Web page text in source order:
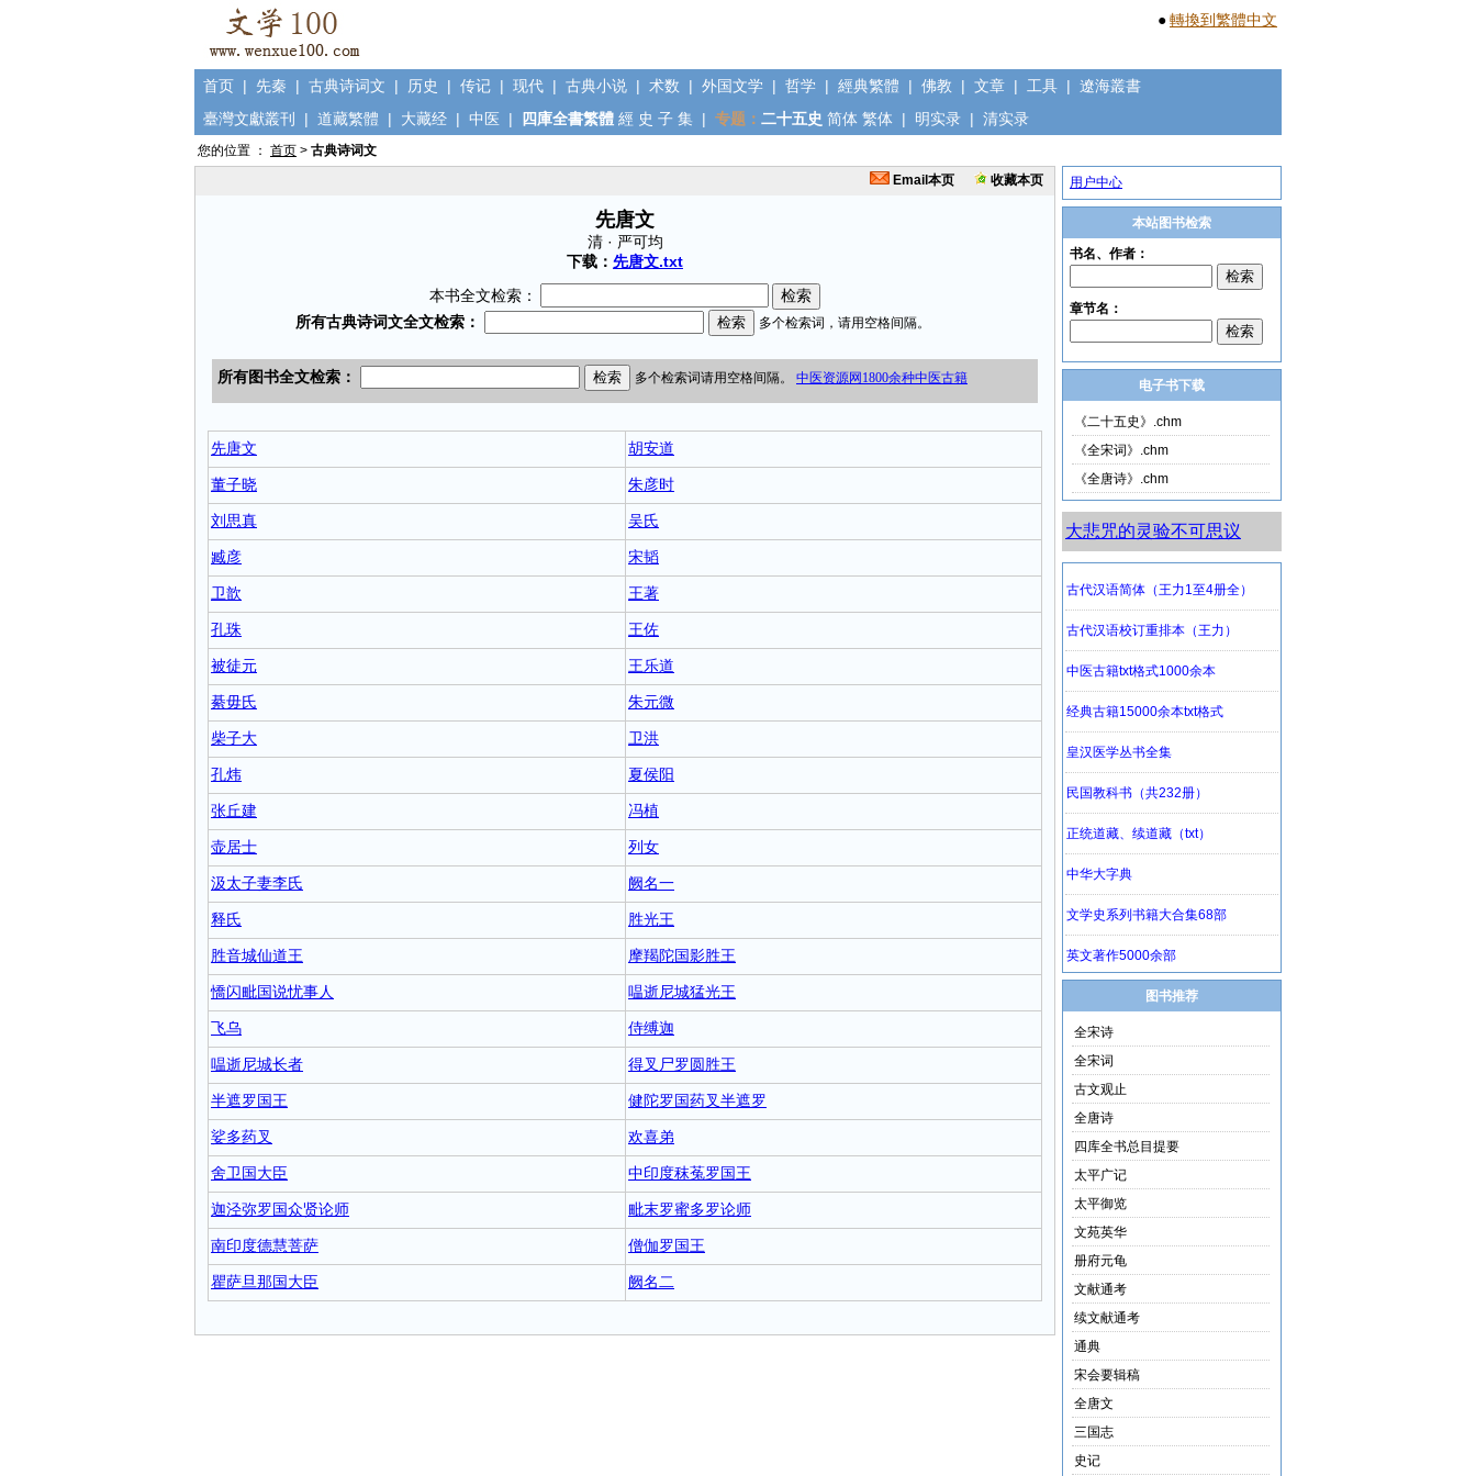
●轉換到繁體中文
首页 | 先秦 | 古典诗词文 | 历史 | 传记 | 现代 | 古典小说 | 术数 | 外国文学 | 哲学 | 經典繁體 | 佛教 | 文章 | 工具 | 遼海叢書
臺灣文獻叢刊
| 道藏繁體 | 大藏经 | 中医 | 四庫全書繁體 經 史 子 集 | 专题： 二十五史 简体 繁体 | 明实录 | 清实录
您的位置 ： 首页 > 古典诗词文
Email本页
收藏本页
先唐文
清 · 严可均
下载： 先唐文.txt
本书全文检索：
先唐文 胡安道
董子晓 朱彦时
刘思真 吴氏
臧彦 宋韬
卫歆 王著
孔珠 王佐
被徒元 王乐道
綦毋氏 朱元微
柴子大 卫洪
孔炜 夏侯阳
张丘建 冯植
壶居士 列女
汲太子妻李氏 阙名一
释氏 胜光王
胜音城仙道王 摩羯陀国影胜王
憍闪毗国说忧事人 嗢逝尼城猛光王
飞乌 侍缚迦
嗢逝尼城长者 得叉尸罗圆胜王
半遮罗国王 健陀罗国药叉半遮罗
娑多药叉 欢喜弟
舍卫国大臣 中印度秣菟罗国王
迦泾弥罗国众贤论师 毗末罗蜜多罗论师
南印度德慧菩萨 僧伽罗国王
瞿萨旦那国大臣 阙名二
用户中心
本站图书检索
电子书下载
《二十五史》.chm
《全宋词》.chm
《全唐诗》.chm
大悲咒的灵验不可思议
图书推荐
全宋诗
全宋词
古文观止
全唐诗
四库全书总目提要
太平广记
太平御览
文苑英华
册府元龟
文献通考
续文献通考
通典
宋会要辑稿
全唐文
三国志
史记